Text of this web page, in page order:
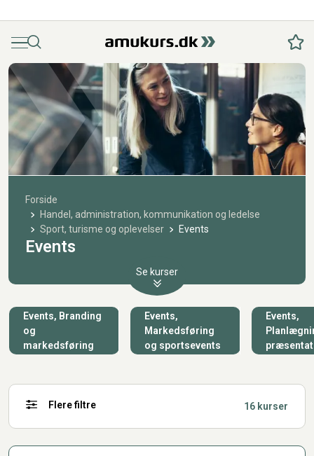
MenuSøg
Forside
Handel, administration, kommunikation og ledelse
Sport, turisme og oplevelser
Events
Events
Se kurser
Events, Branding
og
markedsføring
Events,
Markedsføring
og sportsevents
Events,
Flere filtre 16 kurser